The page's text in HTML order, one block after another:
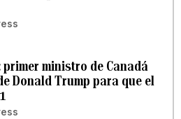
primer ministro de Canadá
Donald Trump para que el